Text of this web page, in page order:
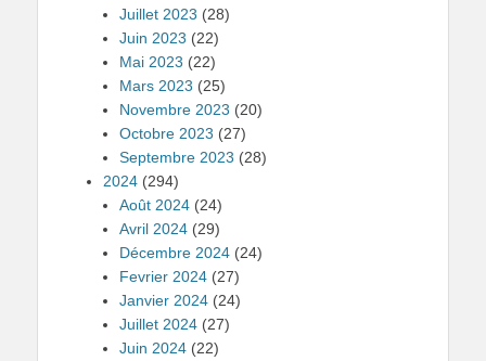
Juillet 2023 (28)
Juin 2023 (22)
Mai 2023 (22)
Mars 2023 (25)
Novembre 2023 (20)
Octobre 2023 (27)
Septembre 2023 (28)
2024 (294)
Août 2024 (24)
Avril 2024 (29)
Décembre 2024 (24)
Fevrier 2024 (27)
Janvier 2024 (24)
Juillet 2024 (27)
Juin 2024 (22)